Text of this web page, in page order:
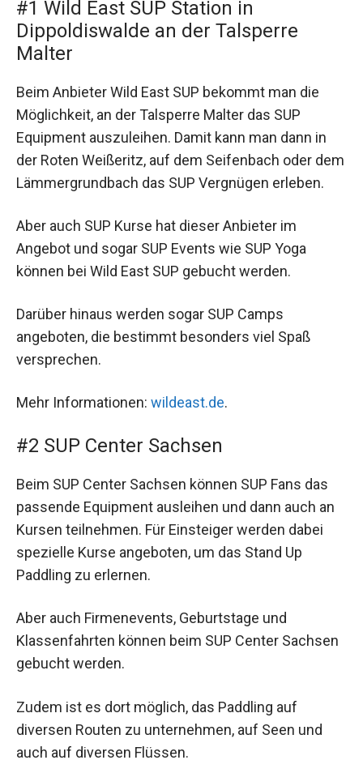
#1 Wild East SUP Station in
Dippoldiswalde an der Talsperre
Malter
Beim Anbieter Wild East SUP bekommt man die
Möglichkeit, an der Talsperre Malter das SUP
Equipment auszuleihen. Damit kann man dann in
der Roten Weißeritz, auf dem Seifenbach oder dem
Lämmergrundbach das SUP Vergnügen erleben.
Aber auch SUP Kurse hat dieser Anbieter im
Angebot und sogar SUP Events wie SUP Yoga
können bei Wild East SUP gebucht werden.
Darüber hinaus werden sogar SUP Camps
angeboten, die bestimmt besonders viel Spaß
versprechen.
Mehr Informationen: wildeast.de.
#2 SUP Center Sachsen
Beim SUP Center Sachsen können SUP Fans das
passende Equipment ausleihen und dann auch an
Kursen teilnehmen. Für Einsteiger werden dabei
spezielle Kurse angeboten, um das Stand Up
Paddling zu erlernen.
Aber auch Firmenevents, Geburtstage und
Klassenfahrten können beim SUP Center Sachsen
gebucht werden.
Zudem ist es dort möglich, das Paddling auf
diversen Routen zu unternehmen, auf Seen und
auch auf diversen Flüssen.